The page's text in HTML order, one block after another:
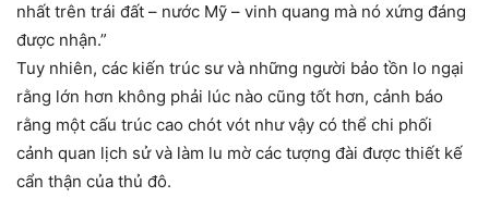
nhất trên trái đất – nước Mỹ – vinh quang mà nó xứng đáng
được nhận.”
Tuy nhiên, các kiến ​​trúc sư và những người bảo tồn lo ngại
rằng lớn hơn không phải lúc nào cũng tốt hơn, cảnh báo
rằng một cấu trúc cao chót vót như vậy có thể chi phối
cảnh quan lịch sử và làm lu mờ các tượng đài được thiết kế
cẩn thận của thủ đô.